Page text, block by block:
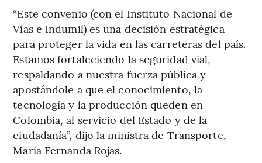
“Este convenio (con el Instituto Nacional de
Vías e Indumil) es una decisión estratégica
para proteger la vida en las carreteras del país.
Estamos fortaleciendo la seguridad vial,
respaldando a nuestra fuerza pública y
apostándole a que el conocimiento, la
tecnología y la producción queden en
Colombia, al servicio del Estado y de la
ciudadanía”, dijo la ministra de Transporte,
María Fernanda Rojas.